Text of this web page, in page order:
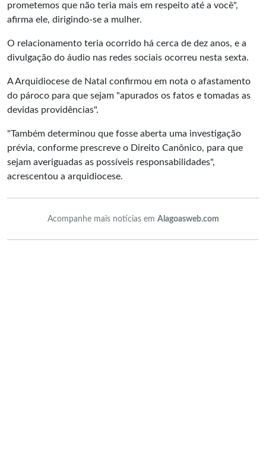
prometemos que não teria mais em respeito até a você",
afirma ele, dirigindo-se a mulher.
O relacionamento teria ocorrido há cerca de dez anos, e a
divulgação do áudio nas redes sociais ocorreu nesta sexta.
A Arquidiocese de Natal confirmou em nota o afastamento
do pároco para que sejam "apurados os fatos e tomadas as
devidas providências".
"Também determinou que fosse aberta uma investigação
prévia, conforme prescreve o Direito Canônico, para que
sejam averiguadas as possíveis responsabilidades",
acrescentou a arquidiocese.
Acompanhe mais notícias em Alagoasweb.com